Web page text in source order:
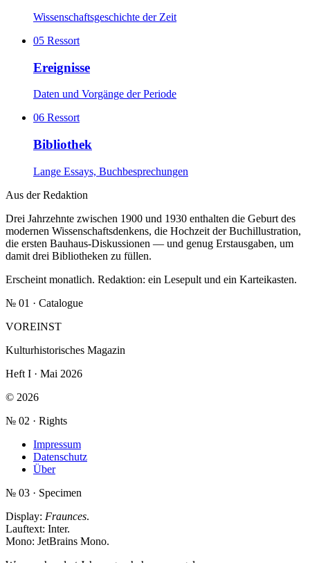
Wissenschaftsgeschichte der Zeit
05 Ressort
Ereignisse
Daten und Vorgänge der Periode
06 Ressort
Bibliothek
Lange Essays, Buchbesprechungen
Aus der Redaktion
Drei Jahrzehnte zwischen 1900 und 1930 enthalten die Geburt des
modernen Wissenschafts­denkens, die Hochzeit der Buchillustration,
die ersten Bauhaus-Diskussionen — und genug Erstausgaben, um
damit drei Bibliotheken zu füllen.
Erscheint monatlich. Redaktion: ein Lesepult und ein Karteikasten.
№ 01 · Catalogue
VOREINST
Kulturhistorisches Magazin
Heft I · Mai 2026
© 2026
№ 02 · Rights
Impressum
Datenschutz
Über
№ 03 · Specimen
Display: Fraunces.
Lauftext: Inter.
Mono: JetBrains Mono.